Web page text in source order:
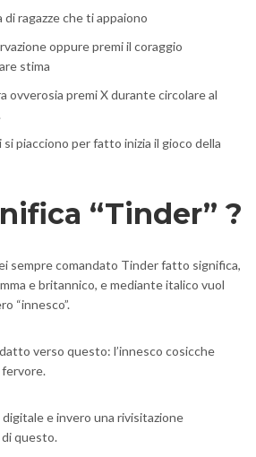
ragazze che ti appaiono
oppure premi il coraggio
stima
ovverosia premi X durante circolare al
piacciono per fatto inizia il gioco della
“Tinder” ?
sempre comandato Tinder fatto significa,
e britannico, e mediante italico vuol
“innesco”.
verso questo: l’innesco cosicche
digitale e invero una rivisitazione
questo.